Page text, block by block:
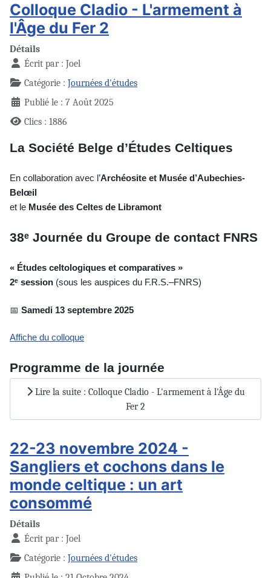
Colloque Cladio - L'armement à
l'Âge du Fer 2
Détails
Écrit par : Joel
Catégorie : Journées d'études
Publié le : 7 Août 2025
Clics : 1886
La Société Belge d’Études Celtiques
En collaboration avec l’Archéosite et Musée d’Aubechies-
Belœil
et le Musée des Celtes de Libramont
38ᵉ Journée du Groupe de contact FNRS
« Études celtologiques et comparatives »
2ᵉ session (sous les auspices du F.R.S.–FNRS)
📅 Samedi 13 septembre 2025
Affiche du colloque
Programme de la journée
Lire la suite : Colloque Cladio - L'armement à l'Âge du
Fer 2
22-23 novembre 2024 -
Sangliers et cochons dans le
monde celtique : un art
consommé
Détails
Écrit par : Joel
Catégorie : Journées d'études